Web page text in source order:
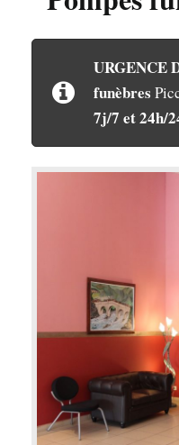
URGENCE
funèbres
7j/7 et 24h/